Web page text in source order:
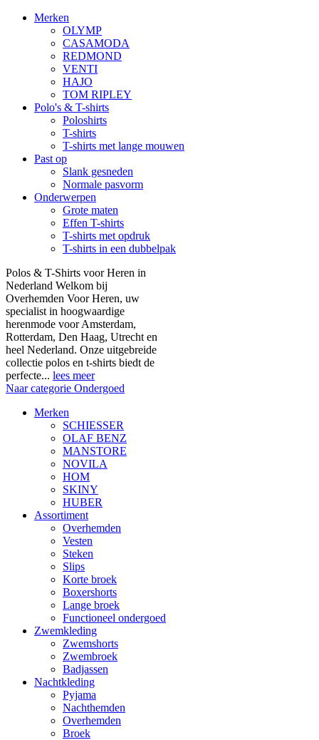
Merken
OLYMP
CASAMODA
REDMOND
VENTI
HAJO
TOM RIPLEY
Polo's & T-shirts
Poloshirts
T-shirts
T-shirts met lange mouwen
Past op
Slank gesneden
Normale pasvorm
Onderwerpen
Grote maten
Effen T-shirts
T-shirts met opdruk
T-shirts in een dubbelpak
Polos & T-Shirts voor Heren in
Nederland Welkom bij
Overhemden Voor Heren, uw
specialist in hoogwaardige
herenmode voor Amsterdam,
Rotterdam, Den Haag, Utrecht en
heel Nederland. Onze uitgebreide
collectie polos en t-shirts biedt de
perfecte... lees meer
Naar categorie Ondergoed
Merken
SCHIESSER
OLAF BENZ
MANSTORE
NOVILA
HOM
SKINY
HUBER
Assortiment
Overhemden
Vesten
Steken
Slips
Korte broek
Boxershorts
Lange broek
Functioneel ondergoed
Zwemkleding
Zwemshorts
Zwembroek
Badjassen
Nachtkleding
Pyjama
Nachthemden
Overhemden
Broek